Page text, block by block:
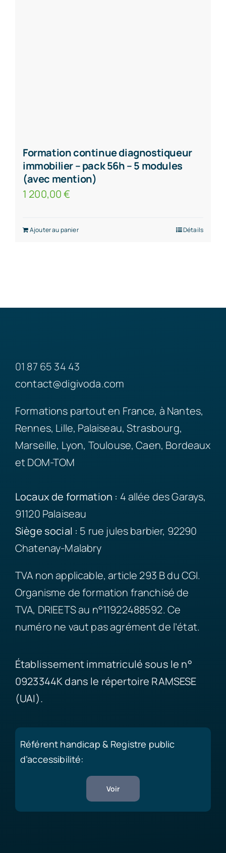
Formation continue diagnostiqueur
immobilier – pack 56h – 5 modules
(avec mention)
1 200,00€
Ajouter au panier Détails
01 87 65 34 43
contact@digivoda.com
Formations partout en France, à Nantes,
Rennes, Lille, Palaiseau, Strasbourg,
Marseille, Lyon, Toulouse, Caen, Bordeaux
et DOM-TOM
Locaux de formation : 4 allée des Garays,
91120 Palaiseau
Siège social : 5 rue jules barbier, 92290
Chatenay-Malabry
TVA non applicable, article 293 B du CGI.
Organisme de formation franchisé de
TVA, DRIEETS au n°11922488592. Ce
numéro ne vaut pas agrément de l’état.
Établissement immatriculé sous le n°
0923344K dans le répertoire RAMSESE
(UAI).
Référent handicap & Registre public
d’accessibilité:
Voir